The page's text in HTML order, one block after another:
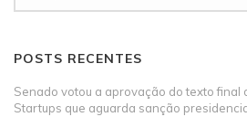
POSTS RECENTES
Senado votou a aprovação do texto final
Startups que aguarda sanção